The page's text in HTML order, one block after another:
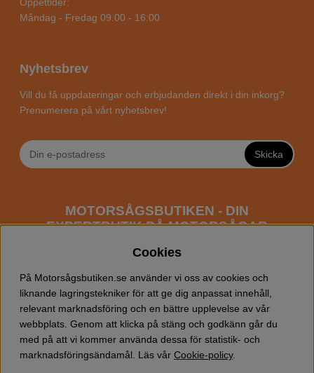
Måndag - Fredag 09.00 - 16:00
Nyhetsbrev
Vill du få uppdateringar och erbjudanden direkt i din inkorg?
Prenumerera på vårt nyhetsbrev!
Skicka
MOTORSÅGSBUTIKEN - DIN
EXPERTBUTIK PÅ MOTORSÅGAR
fokus mot entusiaster och professionella användare av
motorsågar. Vi erbjuder ett brett sortiment av
Husqvarna motorsågarsamt alla tänkbaratillbehör
du kan behöva vid trädfällning, gallring och allmän
skogsskötsel. Välkommen att handla din Husqvarna
motorsåg och tillbehör online hos oss!
Cookies
På Motorsågsbutiken.se använder vi oss av cookies och
liknande lagringstekniker för att ge dig anpassat innehåll,
relevant marknadsföring och en bättre upplevelse av vår
webbplats. Genom att klicka på stäng och godkänn går du
med på att vi kommer använda dessa för statistik- och
marknadsföringsändamål. Läs vår Cookie-policy.